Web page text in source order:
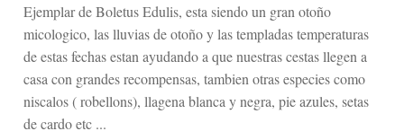
Ejemplar de Boletus Edulis, esta siendo un gran otoño
micologico, las lluvias de otoño y las templadas temperaturas
de estas fechas estan ayudando a que nuestras cestas llegen a
casa con grandes recompensas, tambien otras especies como
niscalos ( robellons), llagena blanca y negra, pie azules, setas
de cardo etc ...